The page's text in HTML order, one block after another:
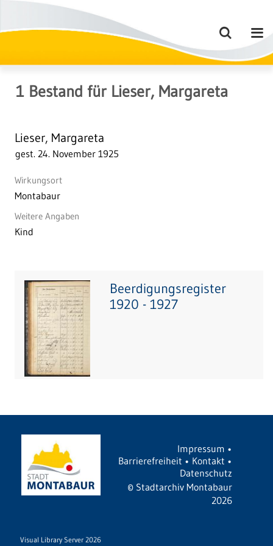
1 Bestand für Lieser, Margareta
Lieser, Margareta
gest. 24. November 1925
Wirkungsort
Montabaur
Weitere Angaben
Kind
Beerdigungsregister
1920 - 1927
Impressum •
Barrierefreiheit • Kontakt •
Datenschutz
© Stadtarchiv Montabaur
2026
Visual Library Server 2026